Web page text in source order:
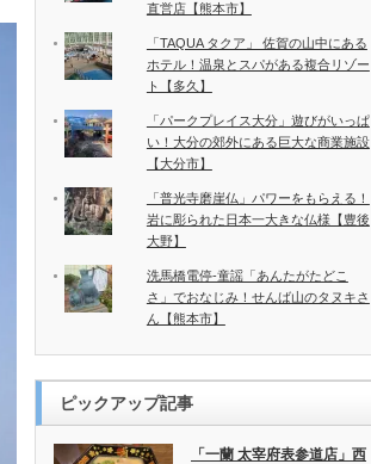
直営店【熊本市】
「TAQUA タクア」 佐賀の山中にある
ホテル！温泉とスパがある複合リゾー
ト【多久】
「パークプレイス大分」遊びがいっぱ
い！大分の郊外にある巨大な商業施設
【大分市】
「普光寺磨崖仏」パワーをもらえる！
岩に彫られた日本一大きな仏様【豊後
大野】
洗馬橋電停-童謡「あんたがたどこ
さ」でおなじみ！せんば山のタヌキさ
ん【熊本市】
ピックアップ記事
「一蘭 太宰府表参道店」西